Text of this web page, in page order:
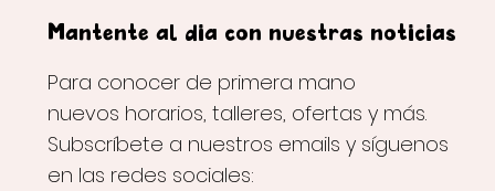
Mantente al día con nuestras noticias
Para conocer de primera mano
nuevos horarios, talleres, ofertas y más.
Subscríbete a nuestros emails y síguenos
en las redes sociales: